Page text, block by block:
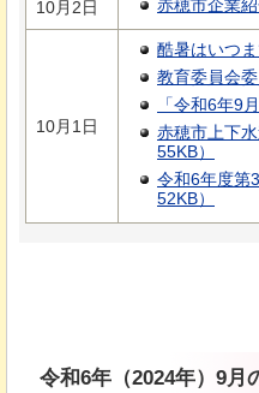
10月2日 赤穂市企業
10月1日
酷暑はいつ
教育委員会
「令和6年9
赤穂市上下
55KB）
令和6年度第
52KB）
令和6年（2024年）9月